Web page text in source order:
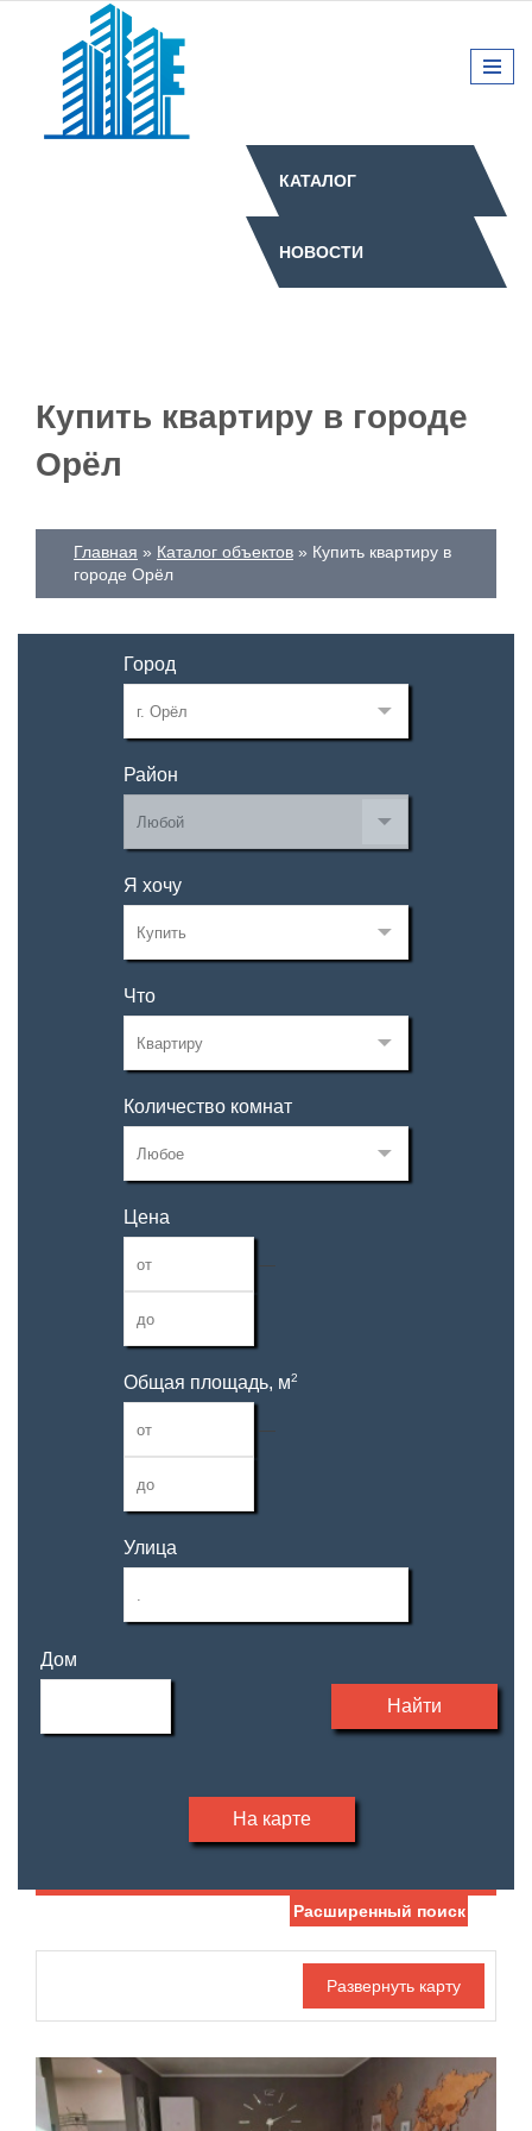
КАТАЛОГ
НОВОСТИ
Купить квартиру в городе
Орёл
Главная Каталог объектов
Купить квартиру в
городе Орёл
Город
Район
Я хочу
Что
Количество комнат
Цена
—
Общая площадь, м2
—
Улица
Дом
Найти
На карте
Жилая площадь
—
Площадь кухни
Санузел
Расширенный поиск